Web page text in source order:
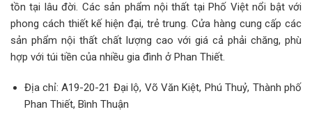
tồn tại lâu đời. Các sản phẩm nội thất tại Phố Việt nổi bật với
phong cách thiết kế hiện đại, trẻ trung. Cửa hàng cung cấp các
sản phẩm nội thất chất lượng cao với giá cả phải chăng, phù
hợp với túi tiền của nhiều gia đình ở Phan Thiết.
Địa chỉ: A19-20-21 Đại lộ, Võ Văn Kiệt, Phú Thuỷ, Thành phố
Phan Thiết, Bình Thuận